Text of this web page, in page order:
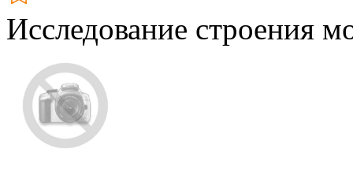
Исследование строения